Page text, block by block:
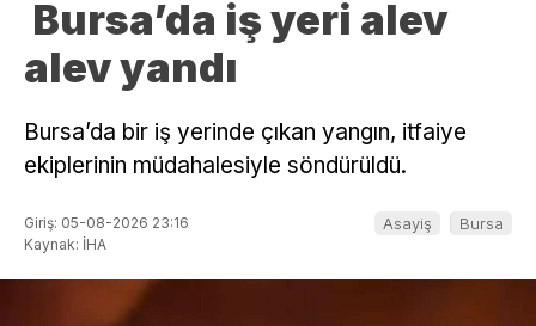
Bursa’da iş yeri alev
alev yandı
Bursa’da bir iş yerinde çıkan yangın, itfaiye
ekiplerinin müdahalesiyle söndürüldü.
Giriş: 05-08-2026 23:16
Kaynak: İHA
Asayiş Bursa